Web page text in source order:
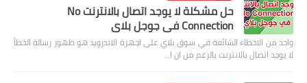
حل مشكلة لا يوجد اتصال بالانترنت No
Connection في جوجل بلاي
واحد من الاخطاء الشائعة في سوق بلاي على اجهزة الاندرويد هو ظهور رسالة الخطأ
لا يوجد اتصال بالانترنت بالرغم من ان ا…